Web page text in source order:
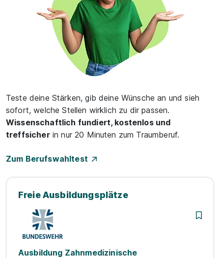
Teste deine Stärken, gib deine Wünsche an und sieh
sofort, welche Stellen wirklich zu dir passen.
Wissenschaftlich fundiert, kostenlos und
treffsicherin nur 20 Minuten zum Traumberuf.
Zum Berufswahltest
Freie Ausbildungsplätze
Ausbildung Zahnmedizinische